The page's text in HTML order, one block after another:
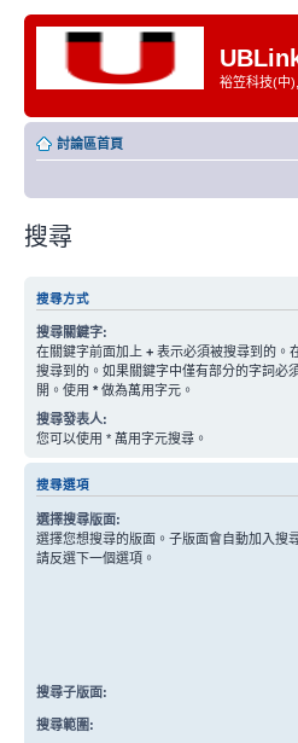
裕笠科技(中
討論區首頁
搜尋
搜尋方式
搜尋關鍵字:
在關鍵字前面加上 + 表示必須被搜尋到的。
搜尋到的。如果關鍵字中僅有部分的字詞必
開。使用 * 做為萬用字元。
搜尋發表人:
您可以使用 * 萬用字元搜尋。
搜尋選項
選擇搜尋版面:
選擇您想搜尋的版面。子版面會自動加入搜
請反選下一個選項。
搜尋子版面:
搜尋範圍: